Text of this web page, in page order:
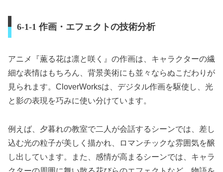
6-1-1 作画・エフェクトの技術分析
アニメ『薫る花は凛と咲く』の作画は、キャラクターの繊
細な表情はもちろん、背景美術にも並々ならぬこだわりが
見られます。CloverWorksは、デジタル作画を駆使し、光
と影の表現を巧みに使い分けています。
例えば、夕暮れの教室で二人が会話するシーンでは、差し
込む光の粒子が美しく描かれ、ロマンチックな雰囲気を醸
し出しています。また、感情が高まるシーンでは、キャラ